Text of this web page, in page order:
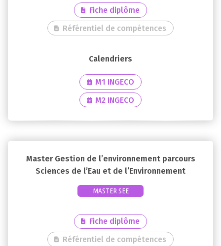
Fiche diplôme
Référentiel de compétences
M1 INGECO
M2 INGECO
Master Gestion de l’environnement parcours
Sciences de l’Eau et de l’Environnement
MASTER SEE
Fiche diplôme
Référentiel de compétences